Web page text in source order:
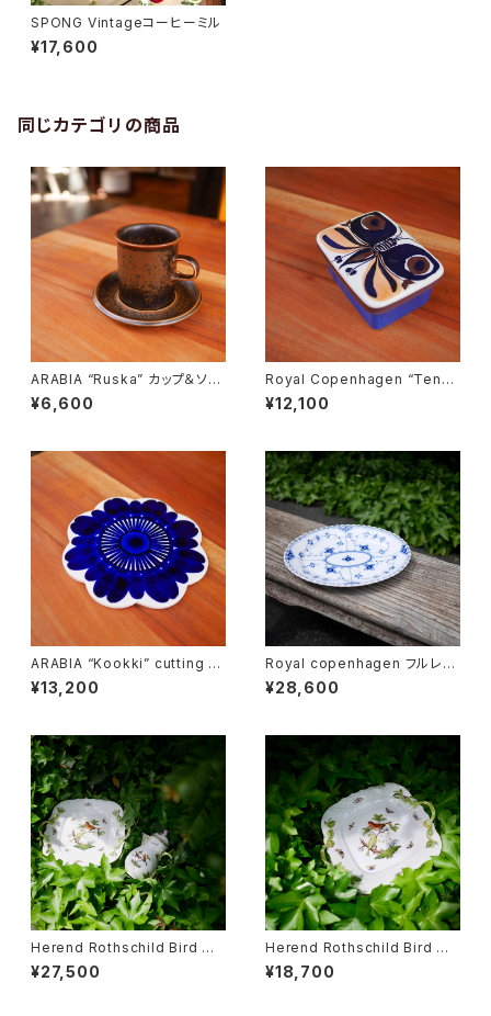
SPONG Vintageコーヒーミル
¥17,600
同じカテゴリの商品
ARABIA “Ruska” カップ＆ソー
サー
¥6,600
Royal Copenhagen “Tener
a” Butter Case
¥12,100
ARABIA “Kookki” cutting b
oard
¥13,200
Royal copenhagen フルレー
ス オーバルディッシュ
¥28,600
Herend Rothschild Bird ミ
ニティーポット
¥27,500
Herend Rothschild Bird ハ
ンドル付ケーキプレート
¥18,700